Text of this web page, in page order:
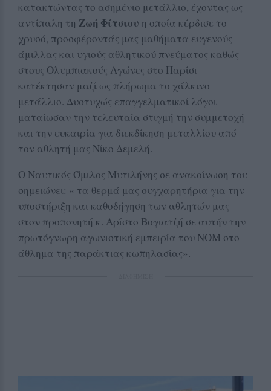
κατακτώντας το ασημένιο μετάλλιο, έχοντας ως
αντίπαλη τη Ζωή Φίτσιου η οποία κέρδισε το
χρυσό, προσφέροντάς μας μαθήματα ευγενούς
άμιλλας και υγιούς αθλητικού πνεύματος καθώς
στους Ολυμπιακούς Αγώνες στο Παρίσι
κατέκτησαν μαζί ως πλήρωμα το χάλκινο
μετάλλιο. Δυστυχώς επαγγελματικοί λόγοι
ματαίωσαν την τελευταία στιγμή την συμμετοχή
και την ευκαιρία για διεκδίκηση μεταλλίου από
τον αθλητή μας Νίκο Δεμελή.
Ο Ναυτικός Όμιλος Μυτιλήνης σε ανακοίνωση του
σημειώνει: « τα θερμά μας συγχαρητήρια για την
υποστήριξη και καθοδήγηση των αθλητών μας
στον προπονητή κ. Αρίστο Βογιατζή σε αυτήν την
πρωτόγνωρη αγωνιστική εμπειρία του ΝΟΜ στο
άθλημα της παράκτιας κωπηλασίας».